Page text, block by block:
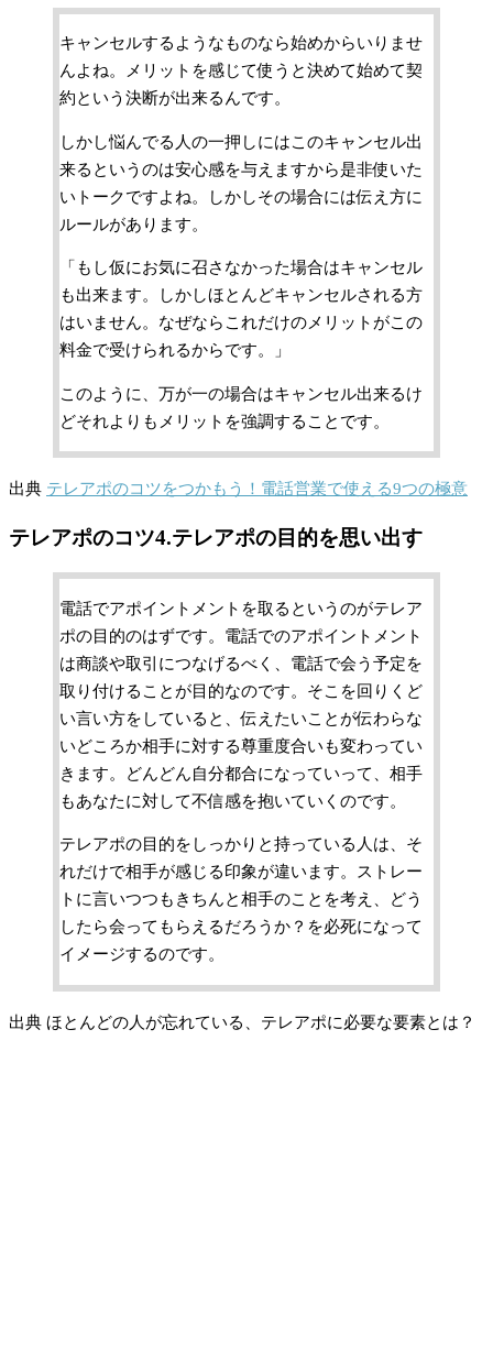
キャンセルするようなものなら始めからいりませ
んよね。メリットを感じて使うと決めて始めて契
約という決断が出来るんです。
しかし悩んでる人の一押しにはこのキャンセル出
来るというのは安心感を与えますから是非使いた
いトークですよね。しかしその場合には伝え方に
ルールがあります。
「もし仮にお気に召さなかった場合はキャンセル
も出来ます。しかしほとんどキャンセルされる方
はいません。なぜならこれだけのメリットがこの
料金で受けられるからです。」
このように、万が一の場合はキャンセル出来るけ
どそれよりもメリットを強調することです。
出典 テレアポのコツをつかもう！電話営業で使える9つの極意
テレアポのコツ4.テレアポの目的を思い出す
電話でアポイントメントを取るというのがテレア
ポの目的のはずです。電話でのアポイントメント
は商談や取引につなげるべく、電話で会う予定を
取り付けることが目的なのです。そこを回りくど
い言い方をしていると、伝えたいことが伝わらな
いどころか相手に対する尊重度合いも変わってい
きます。どんどん自分都合になっていって、相手
もあなたに対して不信感を抱いていくのです。
テレアポの目的をしっかりと持っている人は、そ
れだけで相手が感じる印象が違います。ストレー
トに言いつつもきちんと相手のことを考え、どう
したら会ってもらえるだろうか？を必死になって
イメージするのです。
出典 ほとんどの人が忘れている、テレアポに必要な要素とは？